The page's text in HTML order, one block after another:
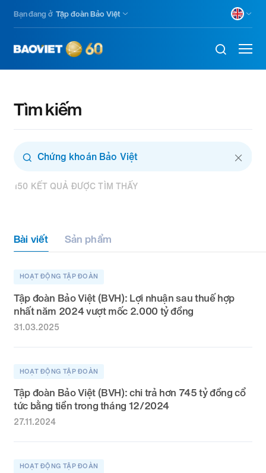
dung
Bạn đang ở Tập đoàn Bảo Việt
Tìm kiếm
fields
150 KẾT QUẢ ĐƯỢC TÌM THẤY
Bài viết Sản phẩm
HOẠT ĐỘNG TẬP ĐOÀN
Tập đoàn Bảo Việt (BVH): Lợi nhuận sau thuế hợp
nhất năm 2024 vượt mốc 2.000 tỷ đồng
31.03.2025
HOẠT ĐỘNG TẬP ĐOÀN
Tập đoàn Bảo Việt (BVH): chi trả hơn 745 tỷ đồng cổ
tức bằng tiền trong tháng 12/2024
27.11.2024
HOẠT ĐỘNG TẬP ĐOÀN